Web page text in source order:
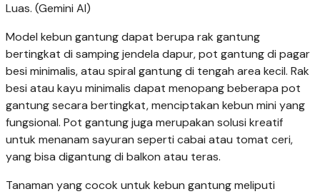
Luas. (Gemini AI)
Model kebun gantung dapat berupa rak gantung
bertingkat di samping jendela dapur, pot gantung di pagar
besi minimalis, atau spiral gantung di tengah area kecil. Rak
besi atau kayu minimalis dapat menopang beberapa pot
gantung secara bertingkat, menciptakan kebun mini yang
fungsional. Pot gantung juga merupakan solusi kreatif
untuk menanam sayuran seperti cabai atau tomat ceri,
yang bisa digantung di balkon atau teras.
Tanaman yang cocok untuk kebun gantung meliputi